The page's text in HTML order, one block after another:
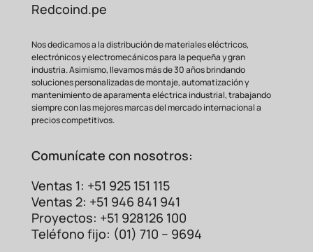
Operación
Nivel de Ruido
Moderado a
Alto
Bajo
Retorno de
Inversión
Lento Rápido
Preguntas Frecuentes
sistema eléctrico
su diseño de doble voltaje (220/440VAC),
puede adaptarse adiferentes
configuraciones eléctricas industriales.
Siempre recomendamos laasesoría de un
técnico para la instalación.
Redcoind.pe
Nos dedicamos a la distribución de materiales eléctricos,
electrónicos y electromecánicos para la pequeña y gran
industria. Asimismo, llevamos más de 30 años brindando
soluciones personalizadas de montaje, automatización y
mantenimiento de aparamenta eléctrica industrial, trabajando
siempre con las mejores marcas del mercado internacional a
precios competitivos.
Comunícate con nosotros:
Ventas 1: +51 925 151 115
Ventas 2: +51 946 841 941
Proyectos: +51 928126 100
Teléfono fijo: (01) 710 – 9694